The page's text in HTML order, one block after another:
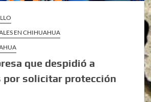
EN CHIHUAHUA
que despidió a
por solicitar protección